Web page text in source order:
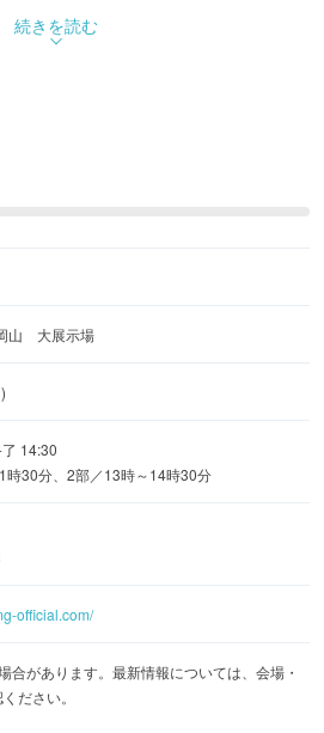
つける思い出のイベント。参加は
。各部250組。
続きを読む
山 大展示場
14:30
時30分、2部／13時～14時30分
official.com/
合があります。最新情報については、会場・
ださい。